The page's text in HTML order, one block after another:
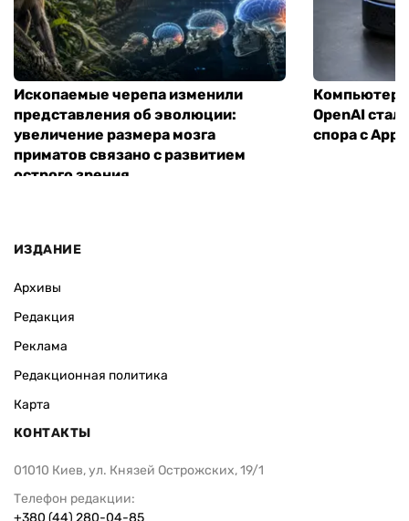
Ископаемые черепа изменили
представления об эволюции:
увеличение размера мозга
приматов связано с развитием
острого зрения
Компьютер
OpenAI
спора с
ИЗДАНИЕ
Архивы
Редакция
Реклама
Редакционная политика
Карта
КОНТАКТЫ
01010 Киев, ул. Князей Острожских, 19/1
Телефон редакции:
+380 (44) 280-04-85